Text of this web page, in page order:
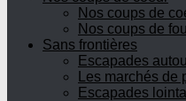
Nos coups de
Nos coups de
Sans frontières
Escapades
Les marchés
Escapades